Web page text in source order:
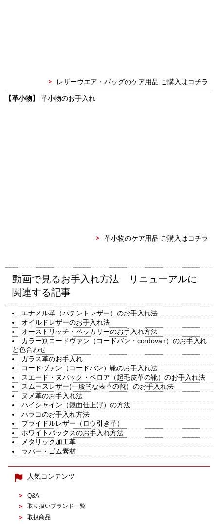
レザーウエア・バッグのケア用品 ご購入はコチラ
【革小物】 革小物のお手入れ
革小物のケア用品 ご購入はコチラ
動画で見るお手入れ方法 リニューアルに
関連する記事
エナメル革（パテントレザー）のお手入れ法
オイルドレザーのお手入れ法
オーストリッチ・ペッカリーのお手入れ方法
カラー別コードヴァン（コードバン・cordovan）のお手入れ
と色合わせ
ガラス革のお手入れ
コードヴァン（コードバン）靴のお手入れ法
スエード・ヌバック・ベロア（起毛皮革の靴）のお手入れ法
スムースレザー(一般的な表革の靴）のお手入れ法
ヌメ革のお手入れ法
ハイシャイン（鏡面仕上げ）の方法
ハラコのお手入れ方法
ブライドルレザー（ロウ引き革）
ホワイトバックスのお手入れ方法
メタリック加工革
ラバー・ゴム素材
人気コンテンツ
Q&A
取り扱いブランド一覧
取扱商品